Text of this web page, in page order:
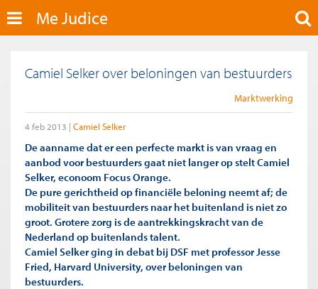
Me Judice
Camiel Selker over beloningen van bestuurders
Marktwerking
4 feb 2013 Camiel Selker
De aanname dat er een perfecte markt is van vraag en
aanbod voor bestuurders gaat niet langer op stelt Camiel
Selker, econoom Focus Orange.
De pure gerichtheid op financiële beloning neemt af; de
mobiliteit van bestuurders naar het buitenland is niet zo
groot. Grotere zorg is de aantrekkingskracht van de
Nederland op buitenlands talent.
Camiel Selker ging in debat bij DSF met professor Jesse
Fried, Harvard University, over beloningen van
bestuurders.